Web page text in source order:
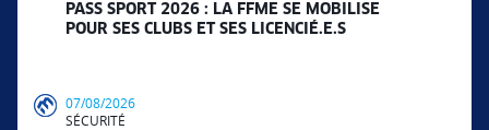
PASS SPORT 2026 : LA FFME SE MOBILISE
POUR SES CLUBS ET SES LICENCIÉ.E.S
07/08/2026
SÉCURITÉ